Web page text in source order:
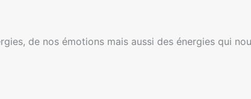
de nos émotions mais aussi des énergies qui